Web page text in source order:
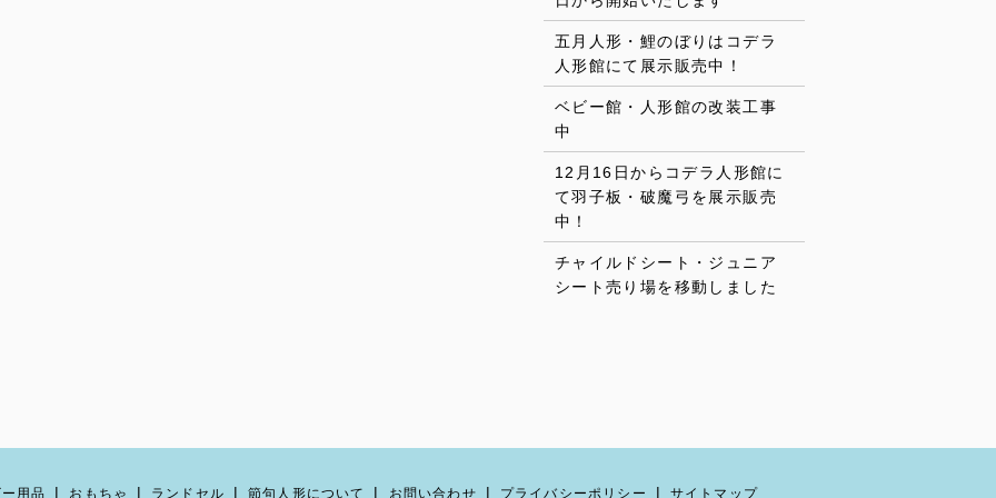
五月人形・鯉のぼりはコデラ
人形館にて展示販売中！
ベビー館・人形館の改装工事
中
12月16日からコデラ人形館に
て羽子板・破魔弓を展示販売
中！
チャイルドシート・ジュニア
シート売り場を移動しました
用品 おもちゃ ランドセル 節句人形について お問い合わせ プライバシーポリシー サイトマップ